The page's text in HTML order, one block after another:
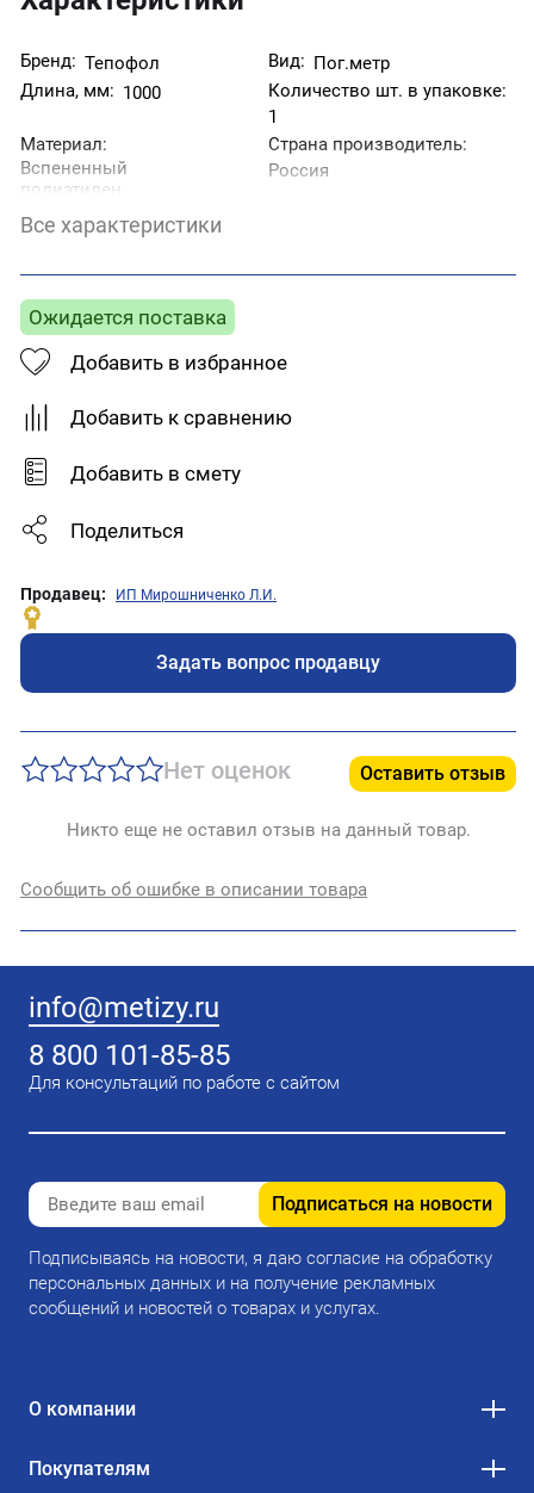
Бренд: Тепофол Вид: Пог.метр
Длина, мм: 1000
Количество шт. в упаковке:
1
Материал:
Вспененный
полиэтилен
Страна производитель:
Россия
Толщина, мм: 3
Все характеристики
Ожидается поставка
Добавить в избранное
Добавить к сравнению
Добавить в смету
Поделиться
Продавец: ИП Мирошниченко Л.И.
Задать вопрос продавцу
Нет оценок Оставить отзыв
Никто еще не оставил отзыв на данный товар.
Сообщить об ошибке в описании товара
info@metizy.ru
8 800 101-85-85
Для консультаций по работе с сайтом
Подписаться на новости
Подписываясь на новости, я даю согласие на обработку
персональных данных и на получение рекламных
сообщений и новостей о товарах и услугах.
О компании
Покупателям